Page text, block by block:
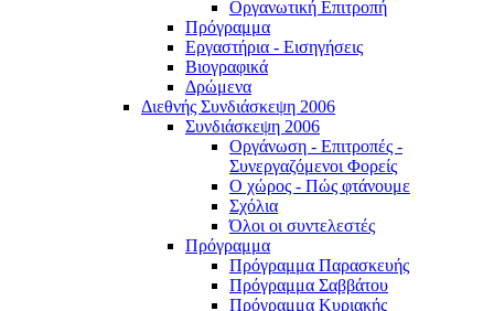
Οργανωτική Επιτροπή
Πρόγραμμα
Εργαστήρια - Εισηγήσεις
Βιογραφικά
Δρώμενα
Διεθνής Συνδιάσκεψη 2006
Συνδιάσκεψη 2006
Οργάνωση - Επιτροπές -
Συνεργαζόμενοι Φορείς
Ο χώρος - Πώς φτάνουμε
Σχόλια
Όλοι οι συντελεστές
Πρόγραμμα
Πρόγραμμα Παρασκευής
Πρόγραμμα Σαββάτου
Πρόγραμμα Κυριακής